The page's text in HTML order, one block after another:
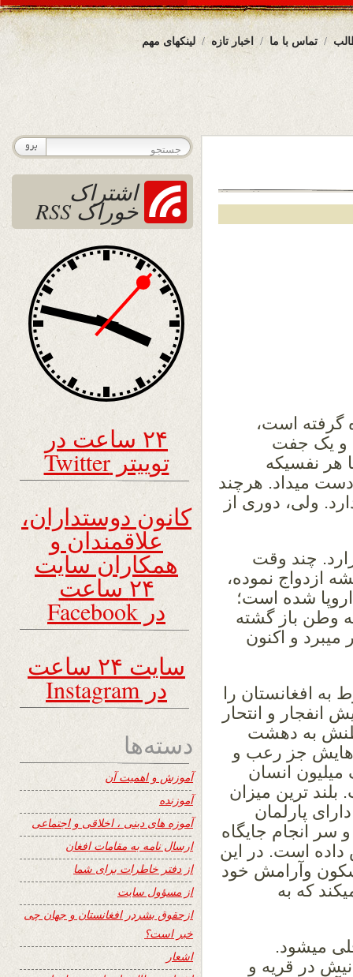
لینکهای مهم اخبار تازه تماس با ما
گرفته است،
و یک جفت
هر نفسیکه
میداد. هرچند
ولی، دوری از
چند وقت
ازدواج نموده،
شده است؛
وطن باز گشته
و اکنون
به افغانستان را
انفجار و انتحار
به دهشت
هایش جز رعب و
انسان
بلند ترین میزان
پارلمان
سر انجام جایگاه
است. در این
وآرامش خود
که به
میشود.
در قریه و
اشتراک
خوراک RSS
۲۴ ساعت در
توییتر Twitter
کانون دوستداران،
علاقمندان و
همکاران سایت
۲۴ ساعت
در Facebook
سایت ۲۴ ساعت
در Instagram
دسته‌ها
آموزش و اهمیت آن
آموزنده
آموزه های دینی ، اخلاقی و اجتماعی
ارسال نامه به مقامات افغان
از دفتر خاطرات برای شما
از مسؤول سایت
ازحقوق بشردر افغانستان و جهان چی
خبر است؟
اشعار